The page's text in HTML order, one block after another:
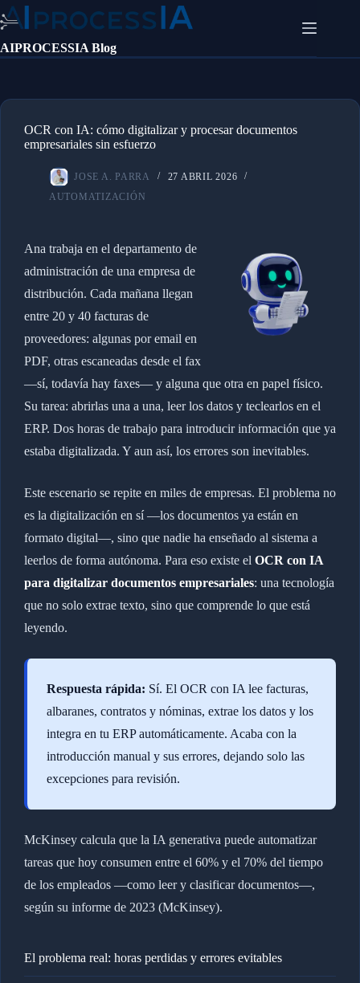
Saltar
al
AIPROCESSIA Blog
OCR con IA: cómo digitalizar y procesar documentos
empresariales sin esfuerzo
JOSE A. PARRA
27 ABRIL 2026
AUTOMATIZACIÓN
Ana trabaja en el departamento de
administración de una empresa de
distribución. Cada mañana llegan
entre 20 y 40 facturas de
proveedores: algunas por email en
PDF, otras escaneadas desde el fax
—sí, todavía hay faxes— y alguna que otra en papel físico.
Su tarea: abrirlas una a una, leer los datos y teclearlos en el
ERP. Dos horas de trabajo para introducir información que ya
estaba digitalizada. Y aun así, los errores son inevitables.
Este escenario se repite en miles de empresas. El problema no
es la digitalización en sí —los documentos ya están en
formato digital—, sino que nadie ha enseñado al sistema a
leerlos de forma autónoma. Para eso existe el OCR con IA
para digitalizar documentos empresariales: una tecnología
que no solo extrae texto, sino que comprende lo que está
leyendo.
Respuesta rápida: Sí. El OCR con IA lee facturas,
albaranes, contratos y nóminas, extrae los datos y los
integra en tu ERP automáticamente. Acaba con la
introducción manual y sus errores, dejando solo las
excepciones para revisión.
McKinsey calcula que la IA generativa puede automatizar
tareas que hoy consumen entre el 60% y el 70% del tiempo
de los empleados —como leer y clasificar documentos—,
según su informe de 2023 (McKinsey).
El problema real: horas perdidas y errores evitables